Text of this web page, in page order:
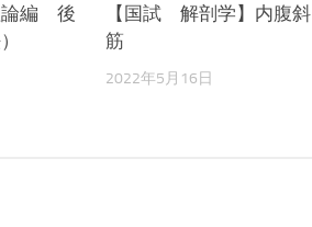
編 後
【国試 解剖学】内腹斜
筋
2022年5月16日